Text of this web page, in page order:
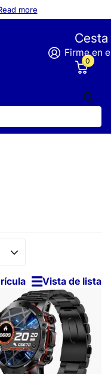
more
Firme en
Cesta
0
Vista de lista